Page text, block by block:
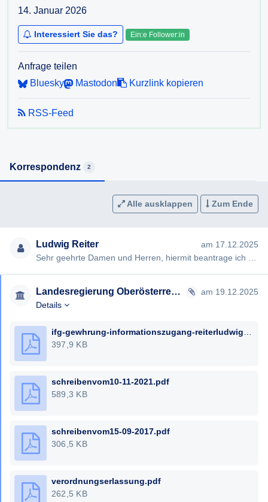
14. Januar 2026
Interessiert Sie das? Ein:e Follower:in
Anfrage teilen
Bluesky
Mastodon Kurzlink kopieren
RSS-Feed
Korrespondenz 2
Alle ausklappen Zum Ende
Ludwig Reiter
am 17.12.2025
Landesregierung Oberösterreich
am 19.12.2025
Details
397,9 KB
schreibenvom10-11-2021.pdf
589,3 KB
schreibenvom15-09-2017.pdf
306,5 KB
verordnungserlassung.pdf
262,5 KB